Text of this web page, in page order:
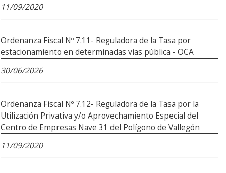
11/09/2020
Ordenanza Fiscal Nº 7.11- Reguladora de la Tasa por
estacionamiento en determinadas vías pública - OCA
30/06/2026
Ordenanza Fiscal Nº 7.12- Reguladora de la Tasa por la
Utilización Privativa y/o Aprovechamiento Especial del
Centro de Empresas Nave 31 del Polígono de Vallegón
11/09/2020